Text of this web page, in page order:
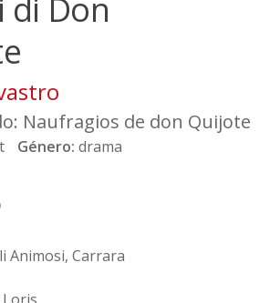
di Don
Naufragios de don Quijote
Género: drama
Animosi, Carrara